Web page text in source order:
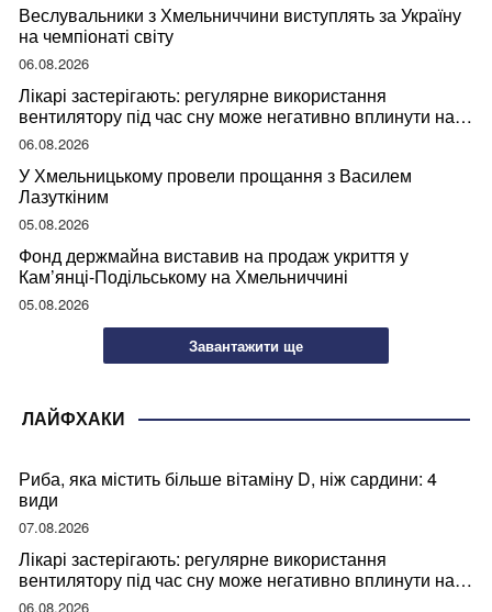
Веслувальники з Хмельниччини виступлять за Україну
на чемпіонаті світу
06.08.2026
Лікарі застерігають: регулярне використання
вентилятору під час сну може негативно вплинути на
ваше здоров’я
06.08.2026
У Хмельницькому провели прощання з Василем
Лазуткіним
05.08.2026
Фонд держмайна виставив на продаж укриття у
Кам’янці-Подільському на Хмельниччині
05.08.2026
Завантажити ще
ЛАЙФХАКИ
Риба, яка містить більше вітаміну D, ніж сардини: 4
види
07.08.2026
Лікарі застерігають: регулярне використання
вентилятору під час сну може негативно вплинути на
ваше здоров’я
06.08.2026